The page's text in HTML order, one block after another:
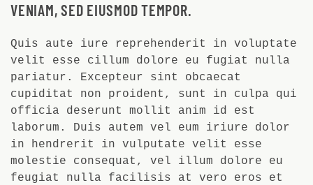
VENIAM, SED EIUSMOD TEMPOR.
Quis aute iure reprehenderit in voluptate
velit esse cillum dolore eu fugiat nulla
pariatur. Excepteur sint obcaecat
cupiditat non proident, sunt in culpa qui
officia deserunt mollit anim id est
laborum. Duis autem vel eum iriure dolor
in hendrerit in vulputate velit esse
molestie consequat, vel illum dolore eu
feugiat nulla facilisis at vero eros et